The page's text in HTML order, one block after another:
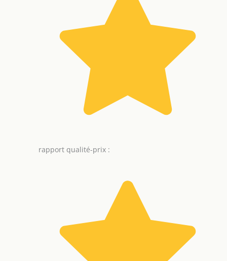
rapport qualité-prix :